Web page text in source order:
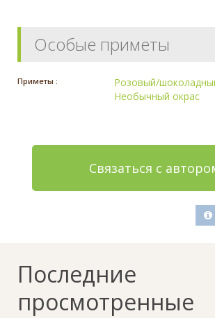
Особые приметы
Приметы : Розовый/
Необычный окрас
Связаться с
Последние
просмотренные